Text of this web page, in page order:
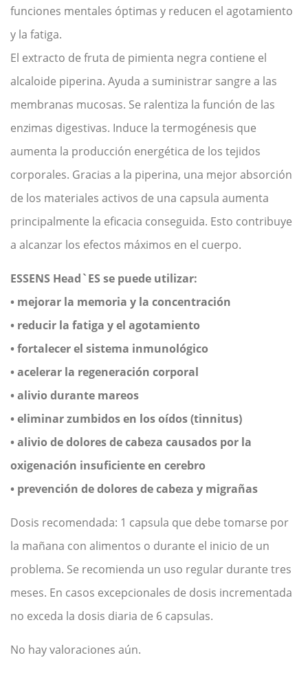
funciones mentales óptimas y reducen el agotamiento
y la fatiga.
El extracto de fruta de pimienta negra contiene el
alcaloide piperina. Ayuda a suministrar sangre a las
membranas mucosas. Se ralentiza la función de las
enzimas digestivas. Induce la termogénesis que
aumenta la producción energética de los tejidos
corporales. Gracias a la piperina, una mejor absorción
de los materiales activos de una capsula aumenta
principalmente la eficacia conseguida. Esto contribuye
a alcanzar los efectos máximos en el cuerpo.
ESSENS Head`ES se puede utilizar:
• mejorar la memoria y la concentración
• reducir la fatiga y el agotamiento
• fortalecer el sistema inmunológico
• acelerar la regeneración corporal
• alivio durante mareos
• eliminar zumbidos en los oídos (tinnitus)
• alivio de dolores de cabeza causados por la
oxigenación insuficiente en cerebro
• prevención de dolores de cabeza y migrañas
Dosis recomendada: 1 capsula que debe tomarse por
la mañana con alimentos o durante el inicio de un
problema. Se recomienda un uso regular durante tres
meses. En casos excepcionales de dosis incrementada
no exceda la dosis diaria de 6 capsulas.
No hay valoraciones aún.